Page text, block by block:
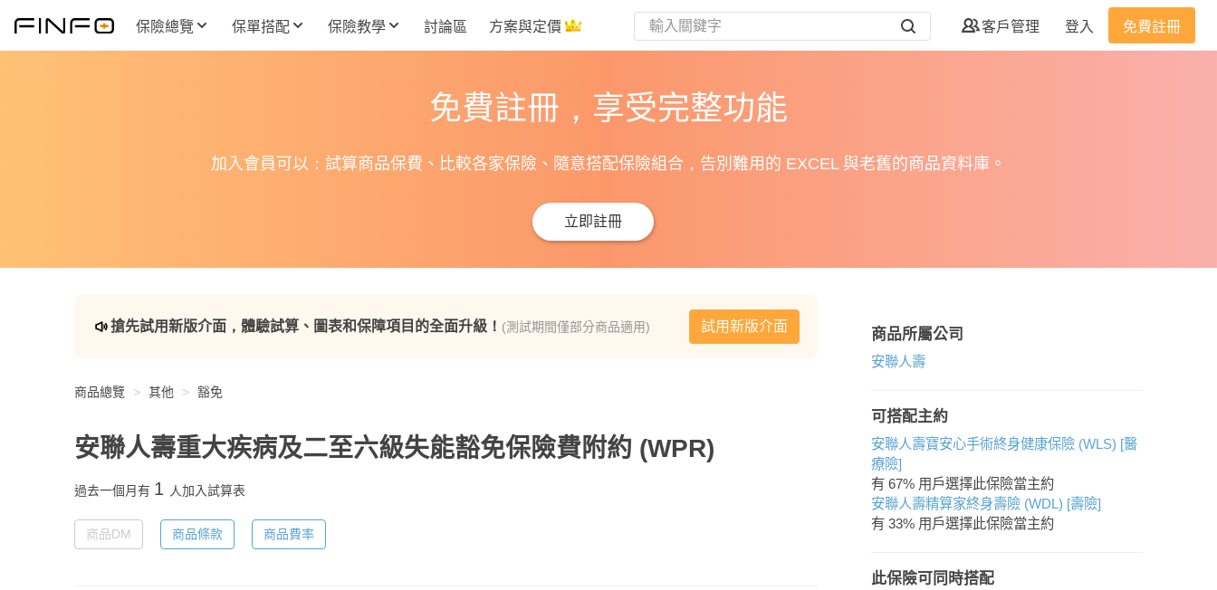
保險總覽 保單搭配 保險教學 討論區 方案與定價 客戶管理 登入 免費註冊
免費註冊，享受完整功能
加入會員可以：試算商品保費、比較各家保險、隨意搭配保險組合，告別難用的 EXCEL 與老舊的商品資料庫。
立即註冊
搶先試用新版介面，體驗試算、圖表和保障項目的全面升級！ (測試期間僅部分商品適用) 試用新版介面
商品總覽 其他 豁免
安聯人壽重大疾病及二至六級失能豁免保險費附約 (WPR)
過去一個月有 1 人加入試算表
商品DM 商品條款 商品費率
商品所屬公司
安聯人壽
可搭配主約
安聯人壽寶安心手術終身健康保險 (WLS) [醫
療險]
有 67% 用戶選擇此保險當主約
安聯人壽精算家終身壽險 (WDL) [壽險]
有 33% 用戶選擇此保險當主約
此保險可同時搭配